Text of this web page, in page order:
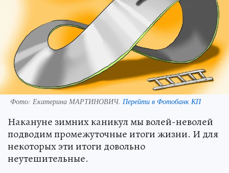
Фото: Екатерина МАРТИНОВИЧ. Перейти в Фотобанк КП
Накануне зимних каникул мы волей-неволей
подводим промежуточные итоги жизни. И для
некоторых эти итоги довольно
неутешительные.